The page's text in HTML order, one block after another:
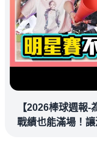
【2026棒球週報
戰績也能滿場！